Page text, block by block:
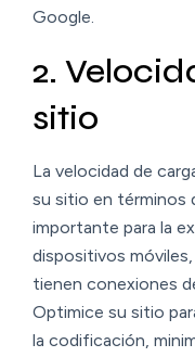
Google.
2.
sitio
La velocidad de
su sitio en términos
importante para la
dispositivos
tienen conexiones
Optimice su sitio
la codificación,